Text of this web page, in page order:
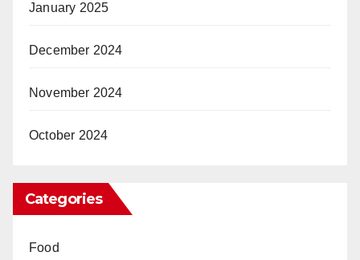
January 2025
December 2024
November 2024
October 2024
Categories
Food